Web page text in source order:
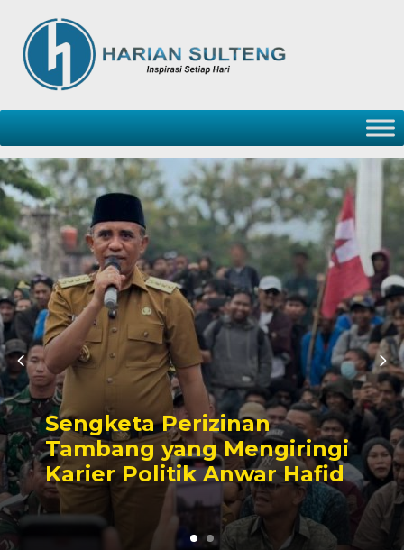
Kesaksian Buruh dan
Potret Buram Industri
Nikel di Morowali